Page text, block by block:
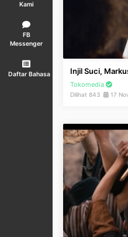
Kami
FB
Messenger
Daftar Bahasa Injil Suci,
Tokomedia
Dilihat 843 17